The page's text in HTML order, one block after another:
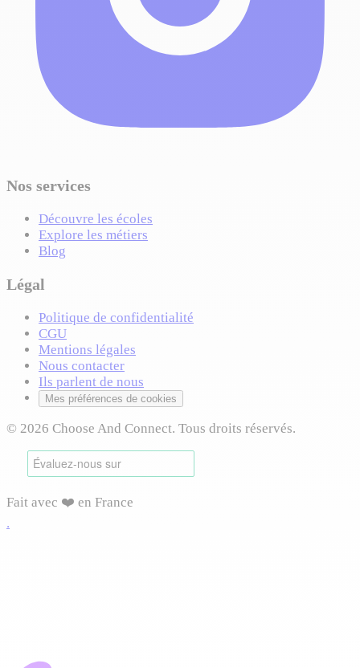
Nos services
Découvre les écoles
Explore les métiers
Blog
Légal
Politique de confidentialité
CGU
Mentions légales
Nous contacter
Ils parlent de nous
Mes préférences de cookies
© 2026 Choose And Connect. Tous droits réservés.
Fait avec ❤️ en France
.
Vous pourrez reprendre votre navigation après connexion.